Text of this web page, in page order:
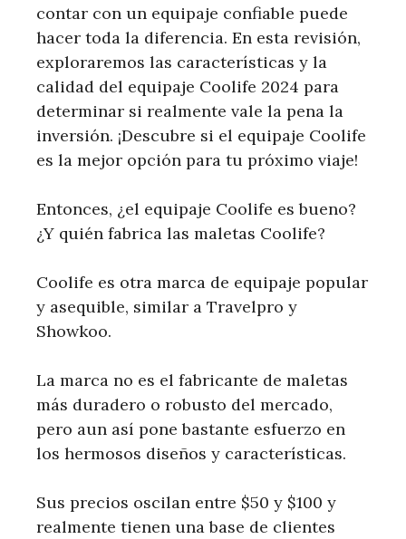
contar con un equipaje confiable puede
hacer toda la diferencia. En esta revisión,
exploraremos las características y la
calidad del equipaje Coolife 2024 para
determinar si realmente vale la pena la
inversión. ¡Descubre si el equipaje Coolife
es la mejor opción para tu próximo viaje!
Entonces, ¿el equipaje Coolife es bueno?
¿Y quién fabrica las maletas Coolife?
Coolife es otra marca de equipaje popular
y asequible, similar a Travelpro y
Showkoo.
La marca no es el fabricante de maletas
más duradero o robusto del mercado,
pero aun así pone bastante esfuerzo en
los hermosos diseños y características.
Sus precios oscilan entre $50 y $100 y
realmente tienen una base de clientes